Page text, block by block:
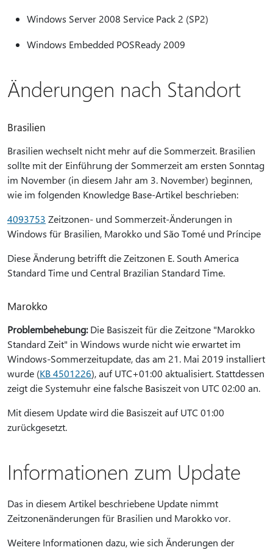
Windows Server 2008 Service Pack 2 (SP2)
Windows Embedded POSReady 2009
Änderungen nach Standort
Brasilien
Brasilien wechselt nicht mehr auf die Sommerzeit. Brasilien
sollte mit der Einführung der Sommerzeit am ersten Sonntag
im November (in diesem Jahr am 3. November) beginnen,
wie im folgenden Knowledge Base-Artikel beschrieben:
4093753 Zeitzonen- und Sommerzeit-Änderungen in
Windows für Brasilien, Marokko und São Tomé und Príncipe
Diese Änderung betrifft die Zeitzonen E. South America
Standard Time und Central Brazilian Standard Time.
Marokko
Problembehebung:Die Basiszeit für die Zeitzone "Marokko
Standard Zeit" in Windows wurde nicht wie erwartet im
Windows-Sommerzeitupdate, das am 21. Mai 2019 installiert
wurde (KB 4501226), auf UTC+01:00 aktualisiert. Stattdessen
zeigt die Systemuhr eine falsche Basiszeit von UTC 02:00 an.
Mit diesem Update wird die Basiszeit auf UTC 01:00
zurückgesetzt.
Informationen zum Update
Das in diesem Artikel beschriebene Update nimmt
Zeitzonenänderungen für Brasilien und Marokko vor.
Weitere Informationen dazu, wie sich Änderungen der